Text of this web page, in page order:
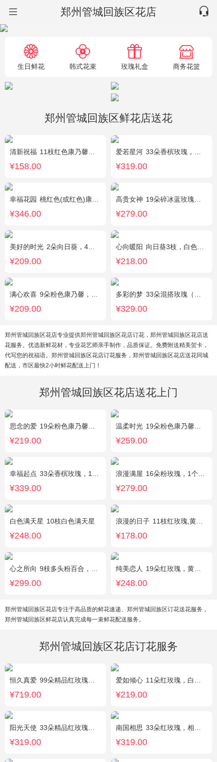
郑州管城回族区花店
生日鲜花 韩式花束 玫瑰礼盒 商务花篮
郑州管城回族区鲜花店送花
清新祝福 11枝红色康乃馨，搭配黄莺栀子叶适量
¥158.00
爱若星河 33朵香槟玫瑰，白色满天星点缀
¥319.00
幸福花园 桃红色(或红色)康乃馨18枝，桃红色(或红色)玫瑰18枝，粉色康乃馨12枝，粉色多头小康乃馨9枝，点缀适量绿叶、叶上黄金等。
¥346.00
高贵女神 19朵碎冰蓝玫瑰，绿叶搭配
¥279.00
美好的时光 2朵向日葵，4朵香槟玫瑰，2朵碎冰蓝玫瑰，桔梗、配花、配草搭配
¥209.00
心向暖阳 向日葵3枝，白色洋桔梗0.5扎，绿色小雏菊2枝，雪柳0.1扎
¥218.00
满心欢喜 9朵粉色康乃馨，2朵粉玫瑰，桔梗、满天星、绿叶搭配
¥209.00
多彩的梦 33朵混搭玫瑰（香槟玫瑰+粉玫瑰+白玫瑰），配花、绿叶搭配
¥329.00
郑州管城回族区花店专业提供郑州管城回族区花店订花，郑州管城回族区花店送
花服务。优选新鲜花材，专业花艺师亲手制作，品质保证。免费附送精美贺卡，
代写您的祝福语。郑州管城回族区花店订花服务，郑州管城回族区花店送花同城
配送，市区最快2小时鲜花配送上门！
郑州管城回族区花店送花上门
思念的爱 19朵粉色康乃馨，尤加利搭配
¥219.00
温柔时光 19朵粉色康乃馨，2支多头粉百合，黄莺搭配
¥259.00
幸福起点 33朵香槟玫瑰，1条灯带，满天星、绿叶搭配
¥339.00
浪漫满屋 16朵粉玫瑰，1个粉色绣球，3个乒乓菊，桔梗、绿叶搭配
¥279.00
白色满天星 10枝白色满天星
¥248.00
浪漫的日子 11枝红玫瑰,黄莺、满天星适量搭配。
¥178.00
心之所向 9枝多头粉百合，桔梗，尤加利搭配
¥299.00
纯美恋人 19朵红玫瑰，黄莺、满天星、绿叶适量点缀
¥248.00
郑州管城回族区花店专注于高品质的鲜花速递、郑州管城回族区订花送花服务，
郑州管城回族区鲜花店认真完成每一束鲜花配送服务。
郑州管城回族区花店订花服务
恒久真爱 99朵精品红玫瑰，粉色相思梅丰满围边，搭配皇冠、黑色缎带装饰
¥719.00
爱如倾心 11朵红玫瑰，白色满天星间插，一条灯带，一对小熊、黄莺或尤加利叶搭配
¥219.00
阳光天使 33朵精品红玫瑰，外围搭配适量红色、粉色、白色石竹梅。
¥319.00
南国相思 33朵红玫瑰，相思梅丰满围边
¥319.00